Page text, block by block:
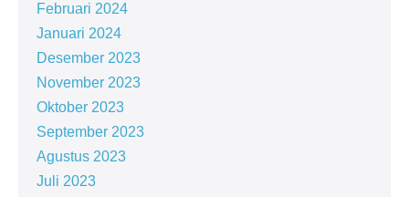
Februari 2024
Januari 2024
Desember 2023
November 2023
Oktober 2023
September 2023
Agustus 2023
Juli 2023